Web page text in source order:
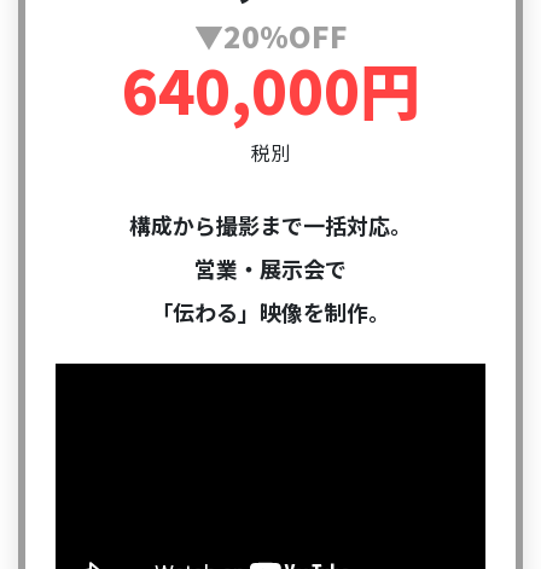
▼20%OFF
640,000円
税別
構成から撮影まで一括対応。
営業・展示会で
「伝わる」映像を制作。